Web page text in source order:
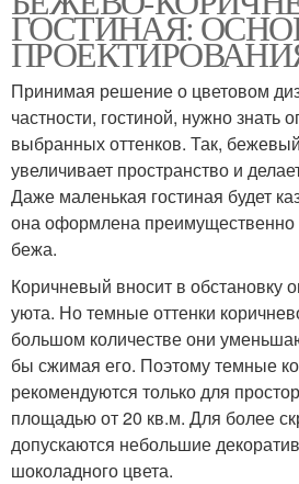
ГОСТИНАЯ:
Принимая решение о цветовом
частности, гостиной, нужно знать
выбранных оттенков. Так,
увеличивает пространство и
Даже маленькая гостиная будет
она оформлена преимущественно
бежа.
Коричневый вносит в обстановку
уюта. Но темные оттенки
большом количестве они
бы сжимая его. Поэтому темные
рекомендуются только для
площадью от 20 кв.м. Для более
допускаются небольшие
шоколадного цвета.